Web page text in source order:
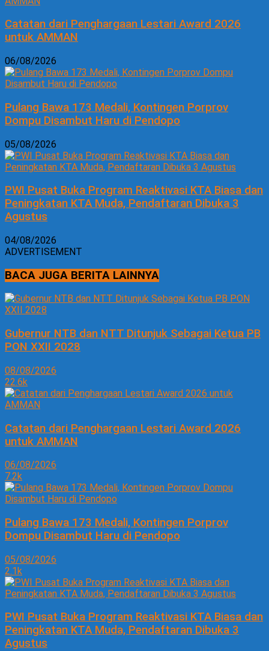
Catatan dari Penghargaan Lestari Award 2026
untuk AMMAN
06/08/2026
Pulang Bawa 173 Medali, Kontingen Porprov
Dompu Disambut Haru di Pendopo
05/08/2026
PWI Pusat Buka Program Reaktivasi KTA Biasa dan
Peningkatan KTA Muda, Pendaftaran Dibuka 3
Agustus
04/08/2026
ADVERTISEMENT
BACA JUGA BERITA LAINNYA
Gubernur NTB dan NTT Ditunjuk Sebagai Ketua PB
PON XXII 2028
08/08/2026
22.6k
Catatan dari Penghargaan Lestari Award 2026
untuk AMMAN
06/08/2026
7.2k
Pulang Bawa 173 Medali, Kontingen Porprov
Dompu Disambut Haru di Pendopo
05/08/2026
2.1k
PWI Pusat Buka Program Reaktivasi KTA Biasa dan
Peningkatan KTA Muda, Pendaftaran Dibuka 3
Agustus